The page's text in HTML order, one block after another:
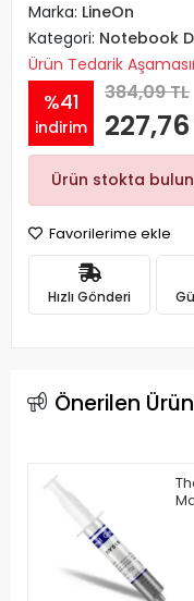
Marka: LineOn
Kategori: Notebook
Ürün Tedarik
%41
indirim
384,09 TL
Ürün stokta
Favorilerime ekle
Hızlı Gönderi
Önerilen